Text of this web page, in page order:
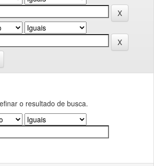
o resultado de busca.